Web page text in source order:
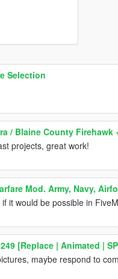
Selection
/ Blaine County
projects, great work!
Mod. Army, Navy,
it would be possible in
[Replace | Animated |
maybe respond to